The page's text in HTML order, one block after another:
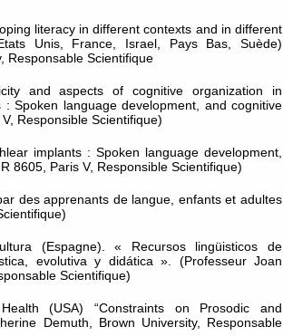
literacy in different contexts and in different
Unis, France, Israel, Pays Bas, Suède)
Responsable Scientifique
and aspects of cognitive organization in
Spoken language development, and cognitive
Responsible Scientifique)
implants : Spoken language development,
8605, Paris V, Responsible Scientifique)
des apprenants de langue, enfants et adultes
(Espagne). « Recursos lingüisticos de
evolutiva y didática ». (Professeur Joan
Scientifique)
(USA) “Constraints on Prosodic and
Demuth, Brown University, Responsable